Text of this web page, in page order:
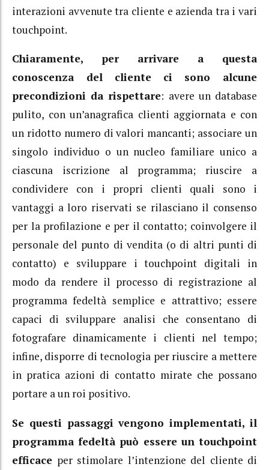
interazioni avvenute tra cliente e azienda tra i vari
touchpoint.
Chiaramente, per arrivare a questa
conoscenza del cliente
ci sono alcune
precondizioni da rispettare: avere un database
pulito, con un’anagrafica clienti aggiornata e con
un ridotto numero di valori mancanti; associare un
singolo individuo o un nucleo familiare unico a
ciascuna iscrizione al programma; riuscire a
condividere con i propri clienti quali sono i
vantaggi a loro riservati se rilasciano il consenso
per la profilazione e per il contatto; coinvolgere il
personale del punto di vendita (o di altri punti di
contatto) e sviluppare i touchpoint digitali in
modo da rendere il processo di registrazione al
programma fedeltà semplice e attrattivo; essere
capaci di sviluppare analisi che consentano di
fotografare dinamicamente i clienti nel tempo;
infine, disporre di tecnologia per riuscire a mettere
in pratica azioni di contatto mirate che possano
portare a un roi positivo.
Se questi passaggi vengono implementati, il
programma fedeltà può essere un touchpoint
efficace per stimolare l’intenzione del cliente di